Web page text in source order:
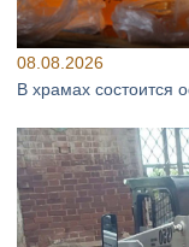
08.08.2026
В храмах состоится